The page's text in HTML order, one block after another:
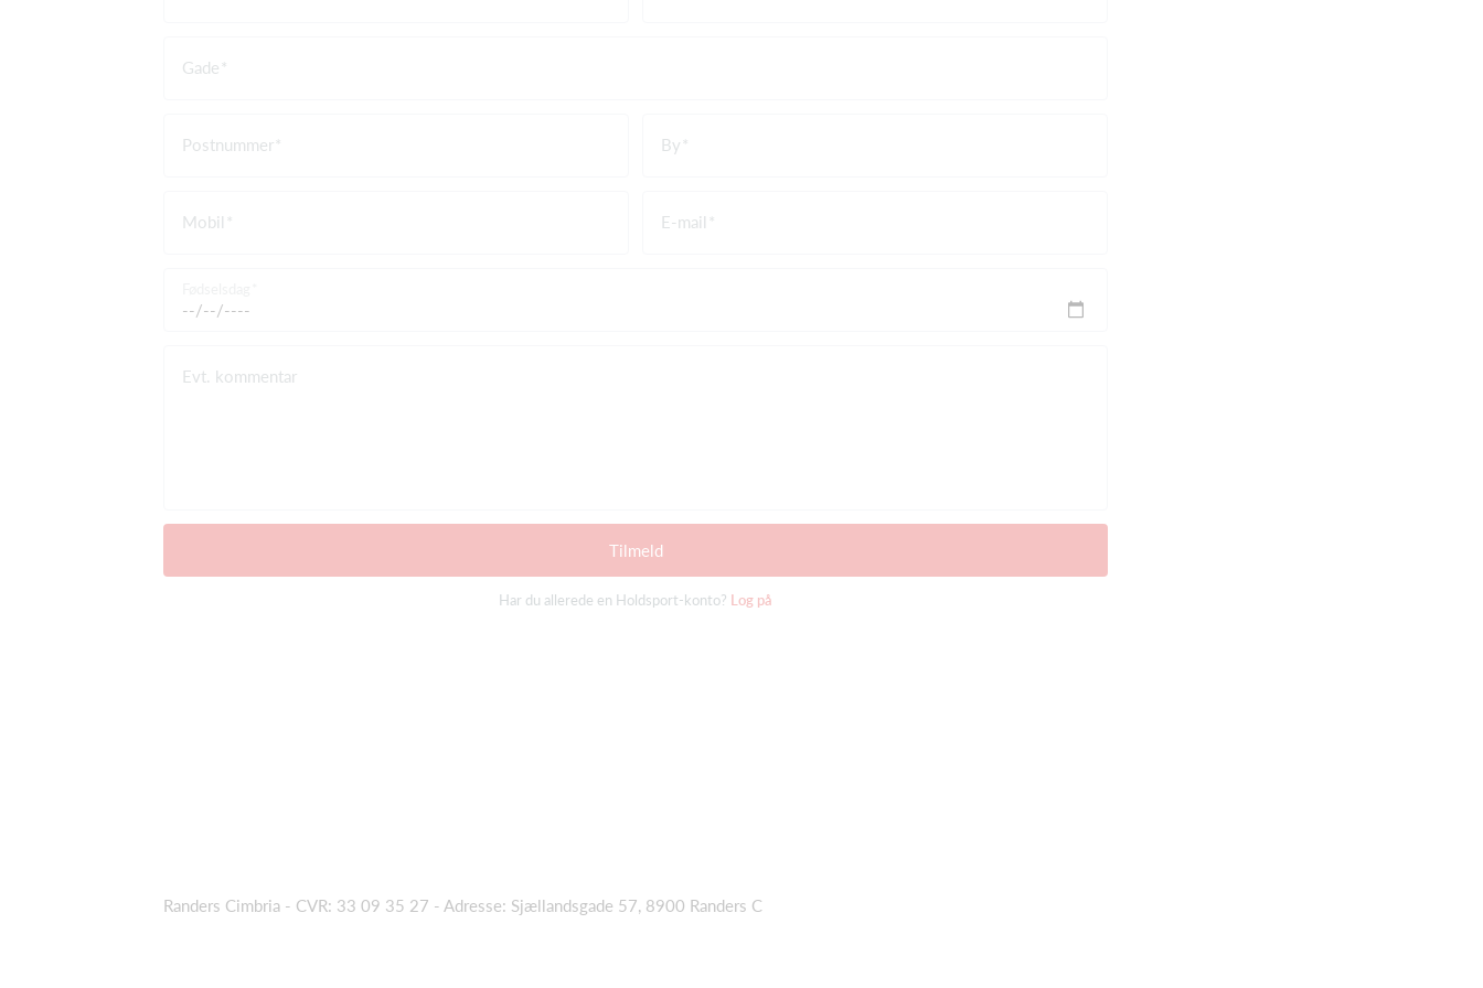
Gade
Postnummer By
Mobil E-mail
Evt. kommentar
Tilmeld
Har du allerede en Holdsport-konto? Log på
Randers Cimbria - CVR: 33 09 35 27 - Adresse: Sjællandsgade 57, 8900 Randers C